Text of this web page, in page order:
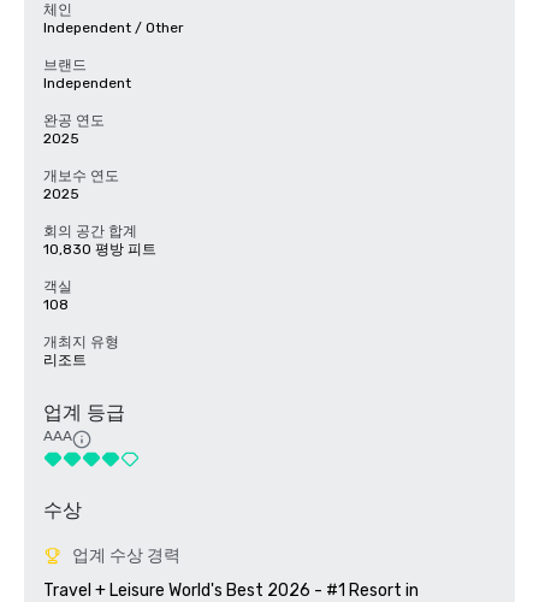
체인
Independent / Other
브랜드
Independent
완공 연도
2025
개보수 연도
2025
회의 공간 합계
10,830 평방 피트
객실
108
개최지 유형
리조트
업계 등급
AAA
수상
업계 수상 경력
Travel + Leisure World's Best 2026 - #1 Resort in